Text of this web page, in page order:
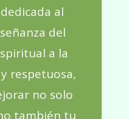
al
del
a la
respetuosa,
no solo
también tu